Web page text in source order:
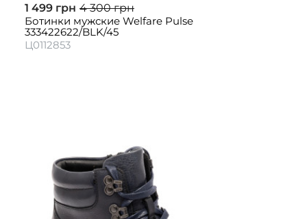
1 499 грн 4 300 грн
Ботинки мужские Welfare Pulse
333422622/BLK/45
Ц0112853